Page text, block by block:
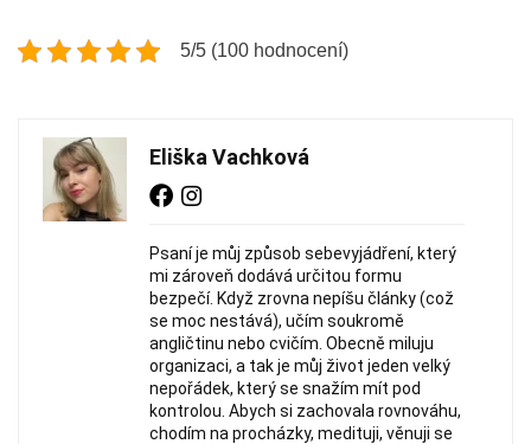
5/5 (100 hodnocení)
Eliška Vachková
Psaní je můj způsob sebevyjádření, který
mi zároveň dodává určitou formu
bezpečí. Když zrovna nepíšu články (což
se moc nestává), učím soukromě
angličtinu nebo cvičím. Obecně miluju
organizaci, a tak je můj život jeden velký
nepořádek, který se snažím mít pod
kontrolou. Abych si zachovala rovnováhu,
chodím na procházky, medituji, věnuji se